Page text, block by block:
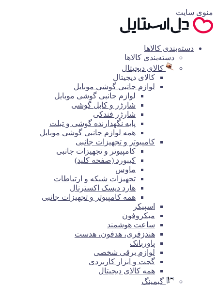
منوی سایت
دسته‌بندی کالاها
دسته‌بندی کالاها
کالای دیجیتال
کالای دیجیتال
لوازم جانبی گوشی موبایل
لوازم جانبی گوشی موبایل
شارژر و کابل گوشی
شارژر فندکی
پایه نگهدارنده گوشی و تبلت
همه لوازم جانبی گوشی موبایل
کامپیوتر و تجهیزات جانبی
کامپیوتر و تجهیزات جانبی
کیبورد (صفحه کلید)
ماوس
تجهیزات شبکه و ارتباطات
هارد دیسک اکسترنال
همه کامپیوتر و تجهیزات جانبی
اسپیکر
میکروفون
ساعت هوشمند
هندزفری، هدفون، هدست
پاوربانک
لوازم برقی شخصی
گجت و ابزار کاربردی
همه کالای دیجیتال
گیمینگ